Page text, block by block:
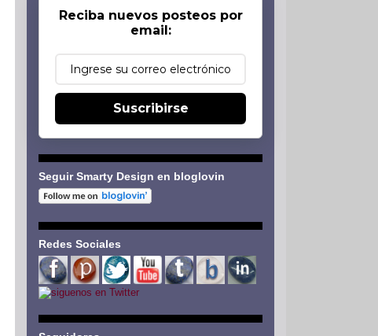
Reciba nuevos posteos por
email:
Suscribirse
Seguir Smarty Design en bloglovin
Redes Sociales